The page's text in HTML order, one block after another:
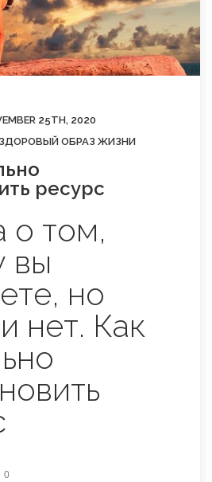
25TH, 2020
ЗДОРОВЫЙ ОБРАЗ ЖИЗНИ
ресурс
о том,
вы
но
нет. Как
0